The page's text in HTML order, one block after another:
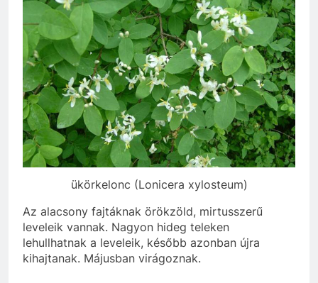
ükörkelonc (Lonicera xylosteum)
Az alacsony fajtáknak örökzöld, mirtusszerű
leveleik vannak. Nagyon hideg teleken
lehullhatnak a leveleik, később azonban újra
kihajtanak. Májusban virágoznak.